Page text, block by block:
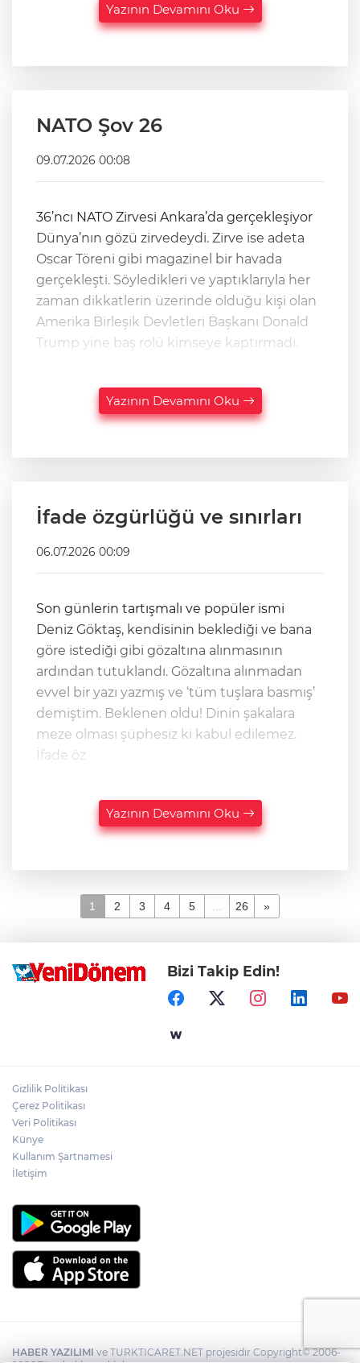
Yazının Devamını Oku
NATO Şov 26
09.07.2026 00:08
36’ncı NATO Zirvesi Ankara’da gerçekleşiyor
Dünya’nın gözü zirvedeydi. Zirve ise adeta
Oscar Töreni gibi magazinel bir havada
gerçekleşti. Söyledikleri ve yaptıklarıyla her
zaman dikkatlerin üzerinde olduğu kişi olan
Amerika Birleşik Devletleri Başkanı Donald
Trump yine baş rolü kimseye kaptırmadı.
Yazının Devamını Oku
İfade özgürlüğü ve sınırları
06.07.2026 00:09
Son günlerin tartışmalı ve popüler ismi
Deniz Göktaş, kendisinin beklediği ve bana
göre istediği gibi gözaltına alınmasının
ardından tutuklandı. Gözaltına alınmadan
evvel bir yazı yazmış ve ‘tüm tuşlara basmış’
demiştim. Beklenen oldu! Dinin şakalara
meze olması şüphesiz ki kabul edilemez.
İfade öz
Yazının Devamını Oku
1 2 3 4 5 26 »
Bizi Takip Edin!
Gizlilik Politikası
Çerez Politikası
Veri Politikası
Künye
Kullanım Şartnamesi
İletişim
HABER YAZILIMI ve TURKTICARET.NET projesidir Copyright© 2006-